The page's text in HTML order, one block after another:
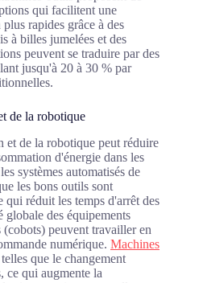
qui facilitent une
rapides grâce à des
à billes jumelées et des
peuvent se traduire par des
jusqu'à 20 à 30 % par
de la robotique
et de la robotique peut réduire
d'énergie dans les
systèmes automatisés de
les bons outils sont
qui réduit les temps d'arrêt des
des équipements
peuvent travailler en
numérique. Machines
que le changement
ce qui augmente la